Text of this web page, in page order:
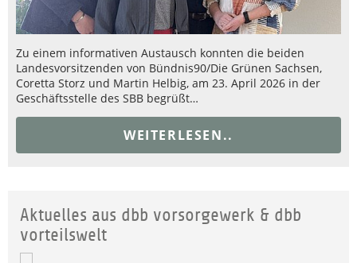
Zu einem informativen Austausch konnten die beiden
Landesvorsitzenden von Bündnis90/Die Grünen Sachsen,
Coretta Storz und Martin Helbig, am 23. April 2026 in der
Geschäftsstelle des SBB begrüßt…
WEITERLESEN..
Aktuelles aus dbb vorsorgewerk & dbb
vorteilswelt